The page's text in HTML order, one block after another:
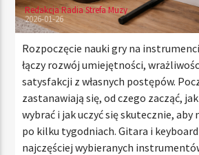
Radio Strefa Muzy
Redakcja Radia Strefa Muzy
2026-01-26
Rozpoczęcie nauki gry na
łączy rozwój umiejętności,
satysfakcji z własnych postępów.
zastanawiają się, od czego zacząć,
wybrać i jak uczyć się skutecznie, aby
po kilku tygodniach. Gitara i
najczęściej wybieranych